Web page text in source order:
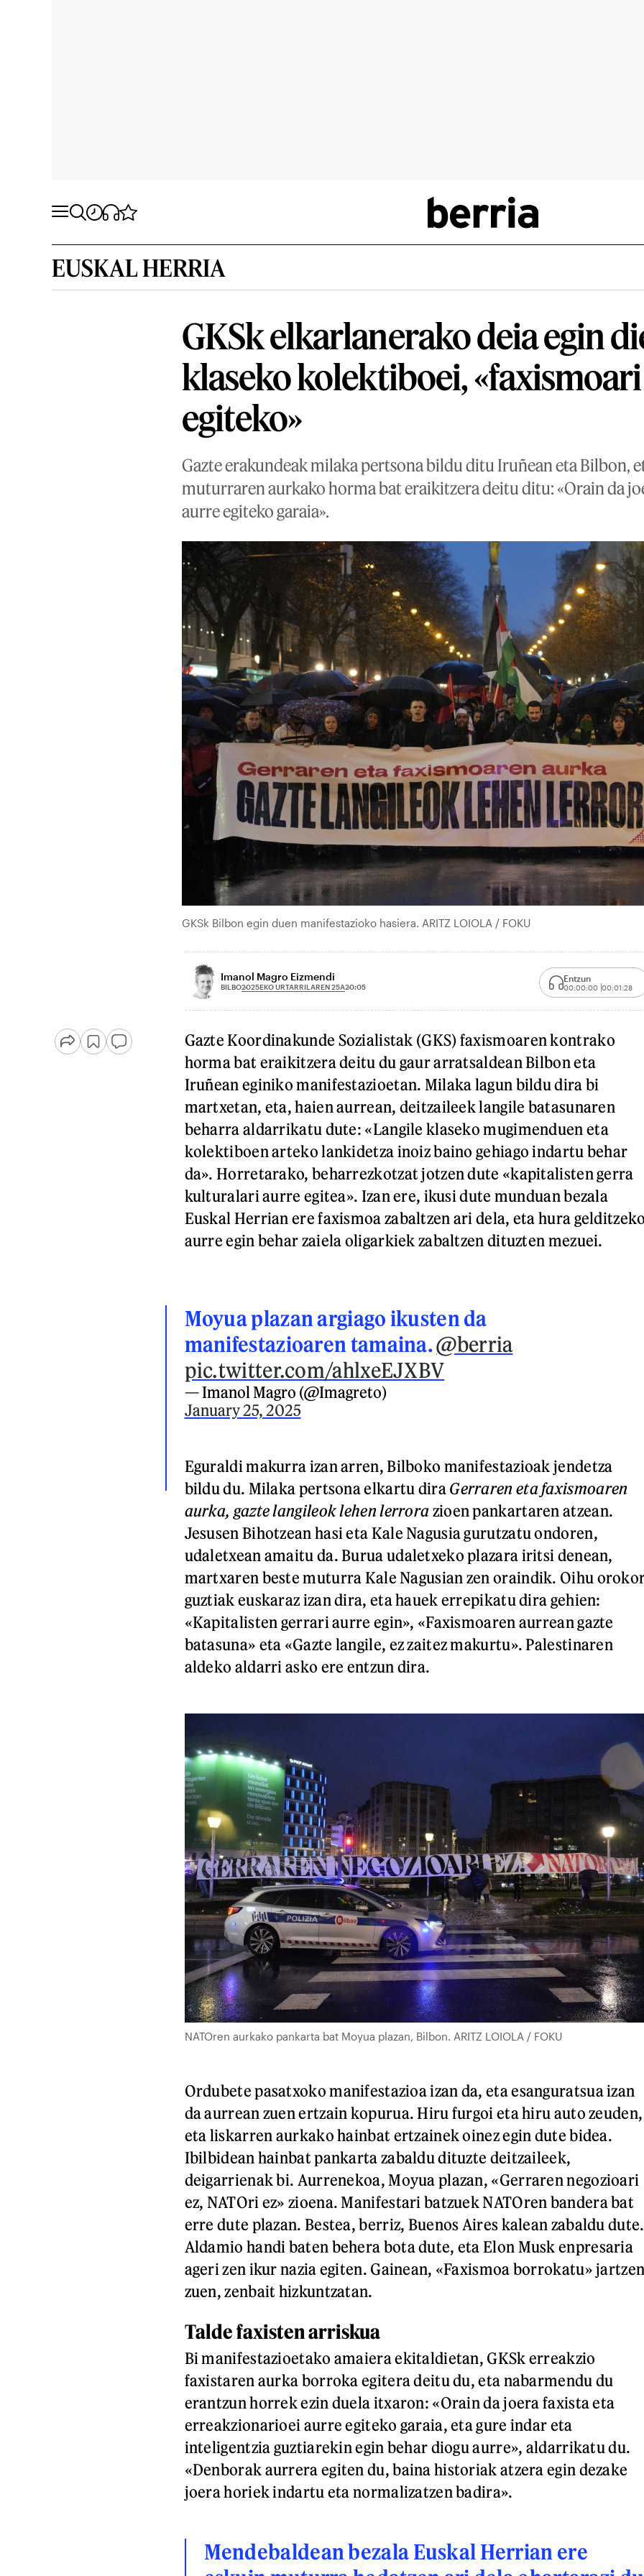
EUSKAL HERRIA
GKSk elkarlanerako deia egin
klaseko kolektiboei,
egiteko»
Gazte erakundeak milaka pertsona bildu ditu Iruñean eta Bilbon,
muturraren aurkako horma bat eraikitzera deitu ditu: «Orain da
aurre egiteko garaia».
GKSk Bilbon egin duen manifestazioko hasiera. ARITZ LOIOLA / FOKU
Imanol Magro Eizmendi
BILBO2025EKO URTARRILAREN 25A20:05
Entzun
00:00:00 00:01:28
Gazte Koordinakunde Sozialistak (GKS) faxismoaren kontrako
horma bat eraikitzera deitu du gaur arratsaldean Bilbon eta
Iruñean eginiko manifestazioetan. Milaka lagun bildu dira bi
martxetan, eta, haien aurrean, deitzaileek langile batasunaren
beharra aldarrikatu dute: «Langile klaseko mugimenduen eta
kolektiboen arteko lankidetza inoiz baino gehiago indartu behar
da». Horretarako, beharrezkotzat jotzen dute «kapitalisten gerra
kulturalari aurre egitea». Izan ere, ikusi dute munduan bezala
Euskal Herrian ere faxismoa zabaltzen ari dela, eta hura
aurre egin behar zaiela oligarkiek zabaltzen dituzten mezuei.
Moyua plazan argiago ikusten da
manifestazioaren tamaina.@berria
pic.twitter.com/ahlxeEJXBV
— Imanol Magro (@Imagreto)
January 25, 2025
Eguraldi makurra izan arren, Bilboko manifestazioak jendetza
bildu du. Milaka pertsona elkartu dira Gerraren eta faxismoaren
aurka, gazte langileok lehen lerrora zioen pankartaren atzean.
Jesusen Bihotzean hasi eta Kale Nagusia gurutzatu ondoren,
udaletxean amaitu da. Burua udaletxeko plazara iritsi denean,
martxaren beste muturra Kale Nagusian zen oraindik. Oihu
guztiak euskaraz izan dira, eta hauek errepikatu dira gehien:
«Kapitalisten gerrari aurre egin», «Faxismoaren aurrean gazte
batasuna» eta «Gazte langile, ez zaitez makurtu». Palestinaren
aldeko aldarri asko ere entzun dira.
NATOren aurkako pankarta bat Moyua plazan, Bilbon. ARITZ LOIOLA / FOKU
Ordubete pasatxoko manifestazioa izan da, eta esanguratsua izan
da aurrean zuen ertzain kopurua. Hiru furgoi eta hiru auto zeuden,
eta liskarren aurkako hainbat ertzainek oinez egin dute bidea.
Ibilbidean hainbat pankarta zabaldu dituzte deitzaileek,
deigarrienak bi. Aurrenekoa, Moyua plazan, «Gerraren negozioari
ez, NATOri ez» zioena. Manifestari batzuek NATOren bandera bat
erre dute plazan. Bestea, berriz, Buenos Aires kalean zabaldu dute.
Aldamio handi baten behera bota dute, eta Elon Musk enpresaria
ageri zen ikur nazia egiten. Gainean, «Faxismoa borrokatu»
zuen, zenbait hizkuntzatan.
Talde faxisten arriskua
Bi manifestazioetako amaiera ekitaldietan, GKSk erreakzio
faxistaren aurka borroka egitera deitu du, eta nabarmendu du
erantzun horrek ezin duela itxaron: «Orain da joera faxista eta
erreakzionarioei aurre egiteko garaia, eta gure indar eta
inteligentzia guztiarekin egin behar diogu aurre», aldarrikatu du.
«Denborak aurrera egiten du, baina historiak atzera egin dezake
joera horiek indartu eta normalizatzen badira».
Mendebaldean bezala Euskal Herrian ere